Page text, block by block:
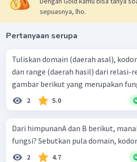
sepuasnya, lho.
Pertanyaan serupa
Tuliskan domain (daerah asal),
dan range (daerah hasil) dari relasi-
2 5.0
Dari himpunanA dan B berikut,
2 4.7